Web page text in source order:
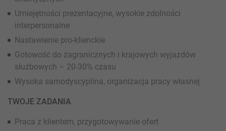
Umiejętności prezentacyjne, wysokie zdolności
interpersonalne
Nastawienie pro-klienckie
Gotowość do zagranicznych i krajowych wyjazdów
służbowych – 20-30% czasu
Wysoka samodyscyplina, organizacja pracy własnej
TWOJE ZADANIA
Praca z klientem, przygotowywanie ofert